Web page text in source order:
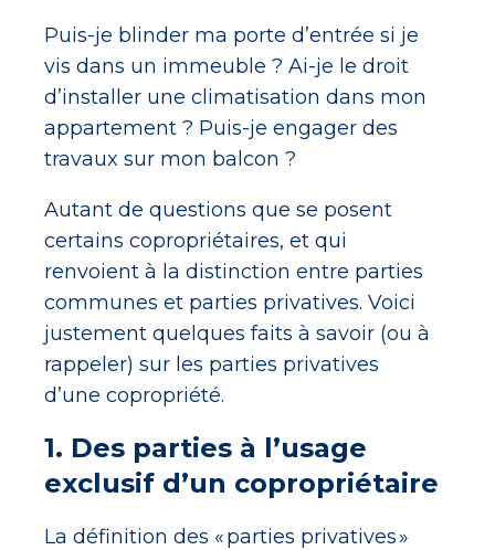
Puis-je blinder ma porte d’entrée si je
vis dans un immeuble ? Ai-je le droit
d’installer une climatisation dans mon
appartement ? Puis-je engager des
travaux sur mon balcon ?
Autant de questions que se posent
certains copropriétaires, et qui
renvoient à la distinction entre parties
communes et parties privatives. Voici
justement quelques faits à savoir (ou à
rappeler) sur les parties privatives
d’une copropriété.
1. Des parties à l’usage
exclusif d’un copropriétaire
La définition des « parties privatives »